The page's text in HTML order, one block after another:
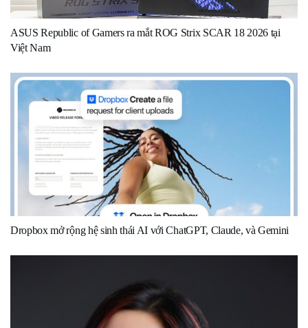
ASUS Republic of Gamers ra mắt ROG Strix SCAR 18 2026 tại
Việt Nam
Dropbox mở rộng hệ sinh thái AI với ChatGPT, Claude, và Gemini